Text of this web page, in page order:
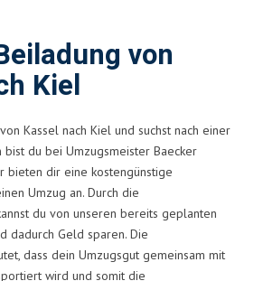
von
Kiel
Kassel nach Kiel und suchst nach einer
bist du bei Umzugsmeister Baecker
bieten dir eine kostengünstige
Umzug an. Durch die
du von unseren bereits geplanten
dadurch Geld sparen. Die
dass dein Umzugsgut gemeinsam mit
wird und somit die